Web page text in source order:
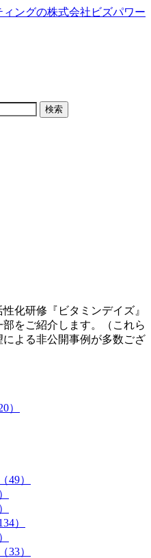
ングの株式会社ビズパワー
検索
化研修『ビタミンデイズ』
をご紹介します。（これら
よる非公開事例が多数ござ
）
（49）
）
（33）